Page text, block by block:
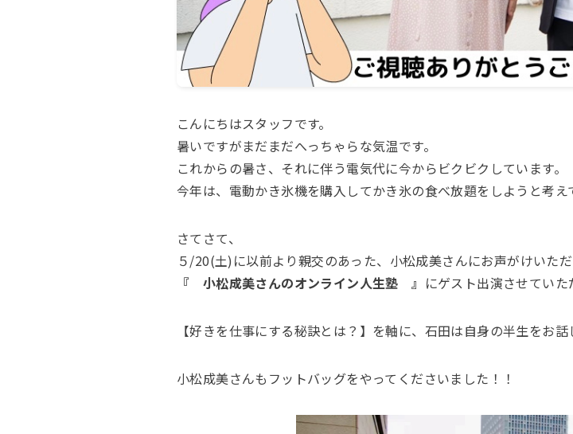
こんにちはスタッフです。
暑いですがまだまだへっちゃらな気温です。
これからの暑さ、それに伴う電気代に今からビクビクしています。
今年は、電動かき氷機を購入してかき氷の食べ放題をしようと考え
さてさて、
５/20(土)に以前より親交のあった、小松成美さんにお声がけいた
『 小松成美さんのオンライン人生塾 』 にゲスト出演させていた
【好きを仕事にする秘訣とは？】を軸に、石田は自身の半生をお話
小松成美さんもフットバッグをやってくださいました！！